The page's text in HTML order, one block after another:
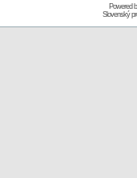
Powered
Slovenský